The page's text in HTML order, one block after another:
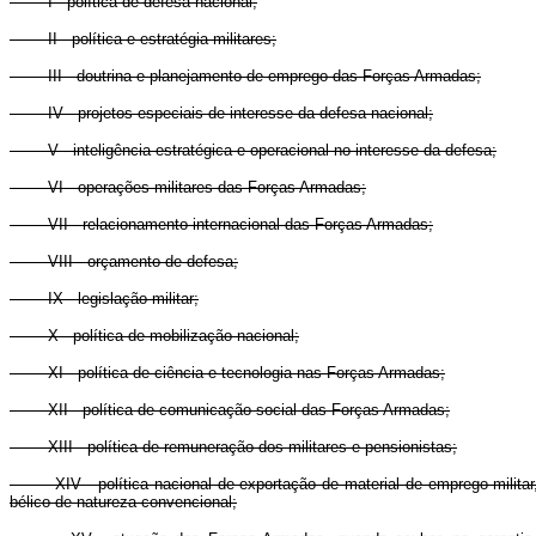
II - política e estratégia militares;
III - doutrina e planejamento de emprego das Forças Armadas;
IV - projetos especiais de interesse da defesa nacional;
V - inteligência estratégica e operacional no interesse da defesa;
VI - operações militares das Forças Armadas;
VII - relacionamento internacional das Forças Armadas;
VIII - orçamento de defesa;
IX - legislação militar;
X - política de mobilização nacional;
XI - política de ciência e tecnologia nas Forças Armadas;
XII - política de comunicação social das Forças Armadas;
XIII - política de remuneração dos militares e pensionistas;
XIV - política nacional de exportação de material de emprego militar,
bélico de natureza convencional;